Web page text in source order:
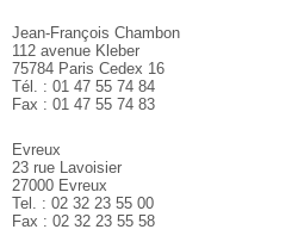
Jean-François Chambon
112 avenue Kleber
75784 Paris Cedex 16
Tél. : 01 47 55 74 84
Fax : 01 47 55 74 83
Evreux
23 rue Lavoisier
27000 Evreux
Tel. : 02 32 23 55 00
Fax : 02 32 23 55 58